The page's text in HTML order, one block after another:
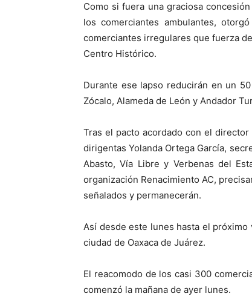
Como si fuera una graciosa
los comerciantes ambulantes,
comerciantes irregulares que fuerza
Centro Histórico.
Durante ese lapso reducirán en un
Zócalo, Alameda de León y Andador
Tras el pacto acordado con el
dirigentas Yolanda Ortega García,
Abasto, Vía Libre y Verbenas del
organización Renacimiento AC,
señalados y permanecerán.
Así desde este lunes hasta el
ciudad de Oaxaca de Juárez.
El reacomodo de los casi 300
comenzó la mañana de ayer lunes.